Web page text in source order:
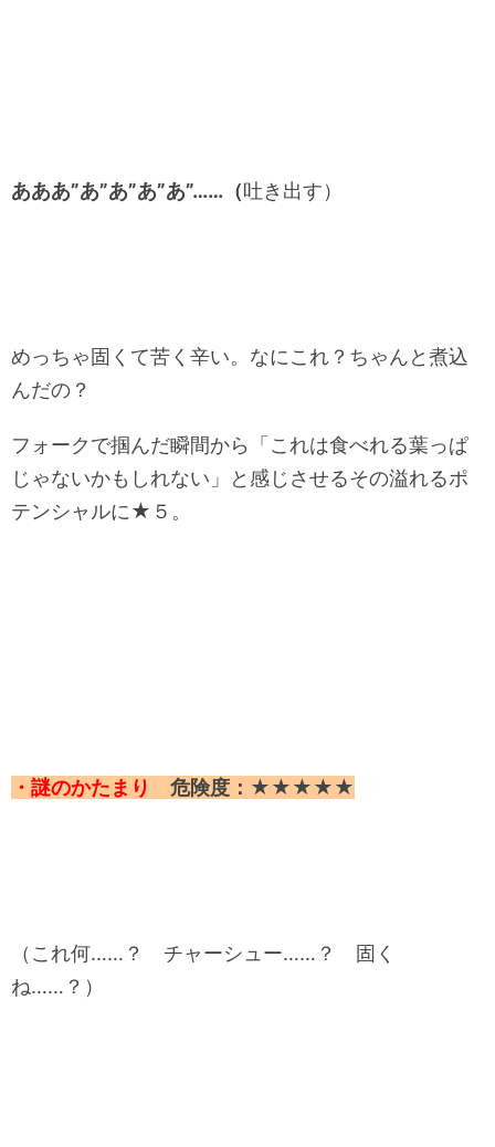
あああ”あ”あ”あ”あ”……（吐き出す）
めっちゃ固くて苦く辛い。なにこれ？ちゃんと煮込
んだの？
フォークで掴んだ瞬間から「これは食べれる葉っぱ
じゃないかもしれない」と感じさせるその溢れるポ
テンシャルに★５。
・謎のかたまり 危険度：★★★★★
（これ何……？ チャーシュー……？ 固く
ね……？）